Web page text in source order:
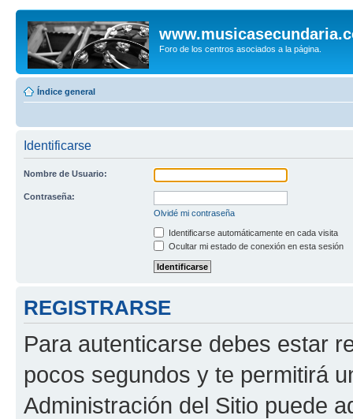
Foro de los centros asociados a la página.
Índice general
Identificarse
Nombre de Usuario:
Contraseña:
Olvidé mi contraseña
Identificarse automáticamente en cada visita
Ocultar mi estado de conexión en esta sesión
REGISTRARSE
Para autenticarse debes estar
pocos segundos y te permitirá
Administración del Sitio puede